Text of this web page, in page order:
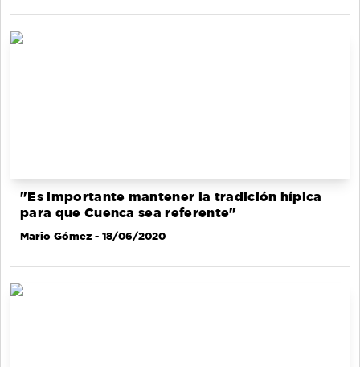
"Es importante mantener la tradición hípica
para que Cuenca sea referente"
Mario Gómez - 18/06/2020